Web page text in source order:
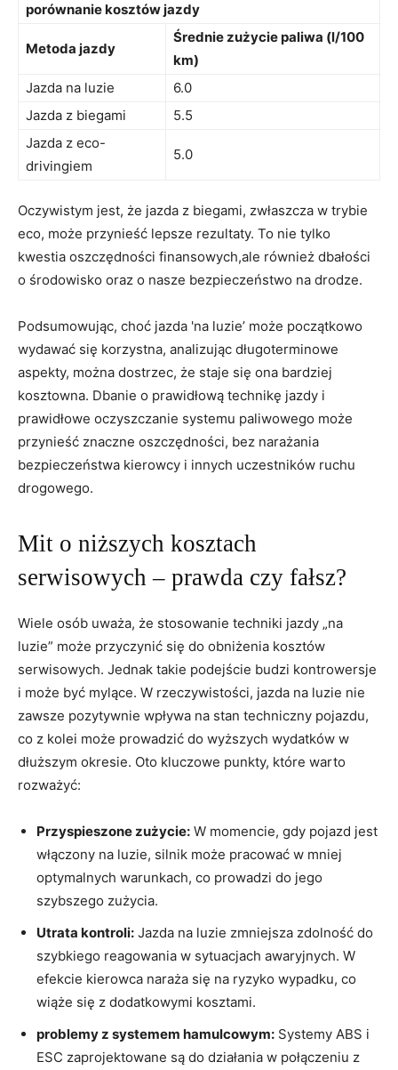
porównanie kosztów jazdy
Metoda jazdy
Średnie zużycie paliwa (l/100
km)
Jazda na luzie
6.0
Jazda z biegami
5.5
Jazda z eco-
drivingiem
5.0
Oczywistym jest, że jazda z biegami, zwłaszcza w trybie
eco, może przynieść lepsze rezultaty. To nie tylko
kwestia oszczędności finansowych,ale również dbałości
o środowisko oraz o nasze bezpieczeństwo na drodze.
Podsumowując, choć jazda 'na luzie’ może początkowo
wydawać się korzystna, analizując długoterminowe
aspekty, można dostrzec, że staje się ona bardziej
kosztowna. Dbanie o prawidłową technikę jazdy i
prawidłowe oczyszczanie systemu paliwowego może
przynieść znaczne oszczędności, bez narażania
bezpieczeństwa kierowcy i innych uczestników ruchu
drogowego.
Mit o niższych kosztach
serwisowych – prawda czy fałsz?
Wiele osób uważa, że stosowanie techniki jazdy „na
luzie” może przyczynić się do obniżenia kosztów
serwisowych. Jednak takie podejście budzi kontrowersje
i może być mylące. W rzeczywistości, jazda na luzie nie
zawsze pozytywnie wpływa na stan techniczny pojazdu,
co z kolei może prowadzić do wyższych wydatków w
dłuższym okresie. Oto kluczowe punkty, które warto
rozważyć:
Przyspieszone zużycie: W momencie, gdy pojazd jest
włączony na luzie, silnik może pracować w mniej
optymalnych warunkach, co prowadzi do jego
szybszego zużycia.
Utrata kontroli: Jazda na luzie zmniejsza zdolność do
szybkiego reagowania w sytuacjach awaryjnych. W
efekcie kierowca naraża się na ryzyko wypadku, co
wiąże się z dodatkowymi kosztami.
problemy z systemem hamulcowym: Systemy ABS i
ESC zaprojektowane są do działania w połączeniu z